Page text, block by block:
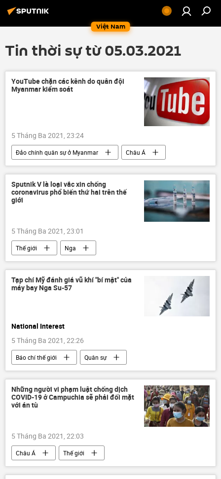
Việt Nam
Tin thời sự từ 05.03.2021
YouTube chặn các kênh do quân đội
Myanmar kiểm soát
5 Tháng Ba 2021, 23:24
Đảo chính quân sự ở Myanmar
Châu Á
Thế giới
Sputnik V là loại vắc xin chống
coronavirus phổ biến thứ hai trên thế
giới
5 Tháng Ba 2021, 23:01
Thế giới Nga
Tạp chí Mỹ đánh giá vũ khí "bí mật" của
máy bay Nga Su-57
National Interest
5 Tháng Ba 2021, 22:26
Báo chí thế giới Quân sự
Những người vi phạm luật chống dịch
COVID-19 ở Campuchia sẽ phải đối mặt
với án tù
5 Tháng Ba 2021, 22:03
Châu Á
Thế giới
Đại dịch COVID-19